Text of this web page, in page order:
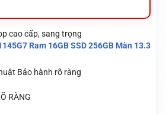
cao cấp, sang trọng
Ram 16GB SSD 256GB Màn 13.3
Bảo hành rõ ràng
RÀNG